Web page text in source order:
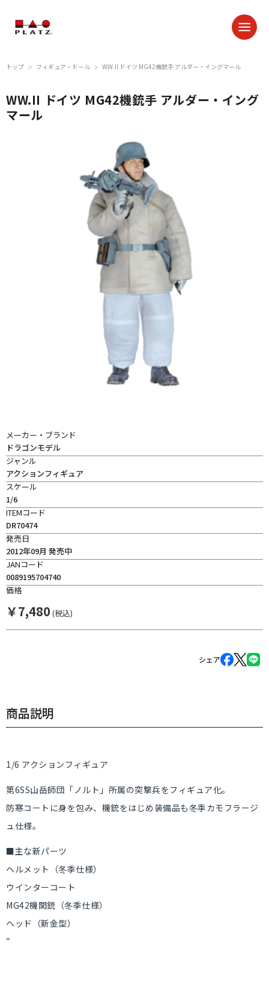
トップ ＞ フィギュア・ドール ＞ WW.II ドイツ MG42機銃手 アルダー・イングマール
WW.II ドイツ MG42機銃手 アルダー・イング
マール
メーカー・ブランド
ドラゴンモデル
ジャンル
アクションフィギュア
スケール
1/6
ITEMコード
DR70474
発売日
2012年09月 発売中
JANコード
0089195704740
価格
￥7,480 (税込)
シェア
商品説明
1/6 アクションフィギュア
第6SS山岳師団「ノルト」所属の突撃兵をフィギュア化。
防寒コートに身を包み、機銃をはじめ装備品も冬季カモフラージ
ュ仕様。
■主な新パーツ
ヘルメット（冬季仕様）
ウインターコート
MG42機関銃（冬季仕様）
ヘッド（新金型）
"